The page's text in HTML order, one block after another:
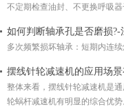
不定期检查油封、不更换呼吸
如何判断轴承孔是否磨损
多次频繁损坏轴承：短期内连
摆线针轮减速机的应用场
整体来看，摆线针轮减速机是
轮蜗杆减速机有明显的综合优